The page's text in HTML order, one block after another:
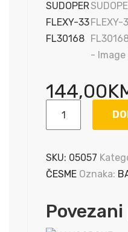
144,00
ZA
SUDOPER
33
SKU: 05057
ČESME Oznaka: